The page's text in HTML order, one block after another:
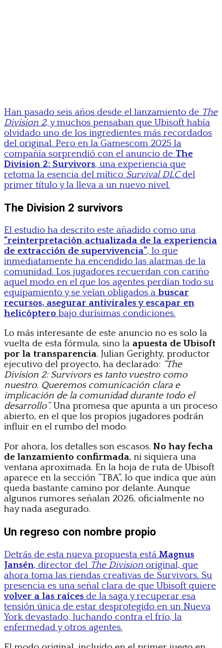
Han pasado seis años desde el lanzamiento de The
Division 2, y muchos pensaban que Ubisoft había
olvidado uno de los ingredientes más recordados
del original. Pero en la Gamescom 2025 la
compañía sorprendió con el anuncio de The
Division 2: Survivors, una experiencia que
retoma la esencia del mítico Survival DLCdel
primer título y la lleva a un nuevo nivel.
The Division 2 survivors
El estudio ha descrito este añadido como una
“reinterpretación actualizada de la experiencia
de extracción de supervivencia”, lo que
inmediatamente ha encendido las alarmas de la
comunidad. Los jugadores recuerdan con cariño
aquel modo en el que los agentes perdían todo su
equipamiento y se veían obligados a buscar
recursos, asegurar antivirales y escapar en
helicóptero bajo durísimas condiciones.
Lo más interesante de este anuncio no es solo la
vuelta de esta fórmula, sino la apuesta de Ubisoft
por la transparencia. Julian Gerighty, productor
ejecutivo del proyecto, ha declarado: “The
Division 2: Survivors es tanto vuestro como
nuestro. Queremos comunicación clara e
implicación de la comunidad durante todo el
desarrollo”. Una promesa que apunta a un proceso
abierto, en el que los propios jugadores podrán
influir en el rumbo del modo.
Por ahora, los detalles son escasos. No hay fecha
de lanzamiento confirmada, ni siquiera una
ventana aproximada. En la hoja de ruta de Ubisoft
aparece en la sección “TBA”, lo que indica que aún
queda bastante camino por delante. Aunque
algunos rumores señalan 2026, oficialmente no
hay nada asegurado.
Un regreso con nombre propio
Detrás de esta nueva propuesta está Magnus
Jansén, director del The Division original, que
ahora toma las riendas creativas de Survivors. Su
presencia es una señal clara de que Ubisoft quiere
volver a las raíces de la saga y recuperar esa
tensión única de estar desprotegido en un Nueva
York devastado, luchando contra el frío, la
enfermedad y otros agentes.